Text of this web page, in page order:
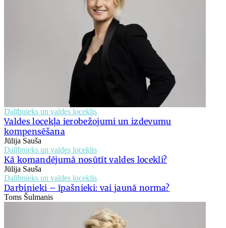
Dalībnieks un valdes loceklis
Valdes locekļa ierobežojumi un izdevumu
kompensēšana
Jūlija Sauša
Dalībnieks un valdes loceklis
Kā komandējumā nosūtīt valdes locekli?
Jūlija Sauša
Dalībnieks un valdes loceklis
Darbinieki – īpašnieki: vai jaunā norma?
Toms Šulmanis